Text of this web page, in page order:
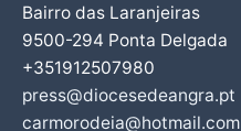
Bairro das Laranjeiras
9500-294 Ponta Delgada
+351912507980
press@diocesedeangra.pt
carmorodeia@hotmail.com